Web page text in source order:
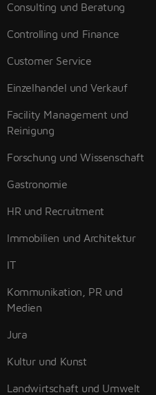
Consulting und Beratung
Controlling und Finance
Customer Service
Einzelhandel und Verkauf
Facility Management und
Reinigung
Forschung und Wissenschaft
Gastronomie
HR und Recruitment
Immobilien und Architektur
IT
Kommunikation, PR und
Medien
Jura
Kultur und Kunst
Landwirtschaft und Umwelt